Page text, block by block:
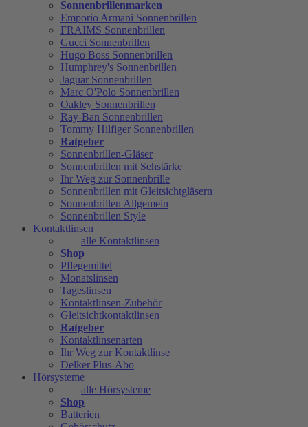
Sonnenbrillenmarken
Emporio Armani Sonnenbrillen
FRAIMS Sonnenbrillen
Gucci Sonnenbrillen
Hugo Boss Sonnenbrillen
Humphrey's Sonnenbrillen
Jaguar Sonnenbrillen
Marc O'Polo Sonnenbrillen
Oakley Sonnenbrillen
Ray-Ban Sonnenbrillen
Tommy Hilfiger Sonnenbrillen
Ratgeber
Sonnenbrillen-Gläser
Sonnenbrillen mit Sehstärke
Ihr Weg zur Sonnenbrille
Sonnenbrillen mit Gleitsichtgläsern
Sonnenbrillen Allgemein
Sonnenbrillen Style
Kontaktlinsen
alle Kontaktlinsen
Shop
Pflegemittel
Monatslinsen
Tageslinsen
Kontaktlinsen-Zubehör
Gleitsichtkontaktlinsen
Ratgeber
Kontaktlinsenarten
Ihr Weg zur Kontaktlinse
Delker Plus-Abo
Hörsysteme
alle Hörsysteme
Shop
Batterien